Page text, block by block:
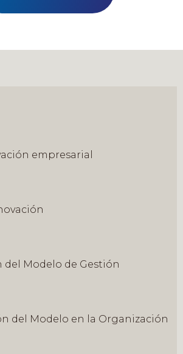
empresarial
del Modelo de Gestión
del Modelo en la Organización